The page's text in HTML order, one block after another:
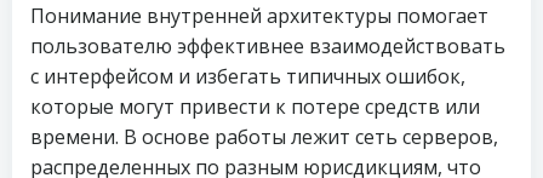
Понимание внутренней архитектуры помогает
пользователю эффективнее взаимодействовать
с интерфейсом и избегать типичных ошибок,
которые могут привести к потере средств или
времени. В основе работы лежит сеть серверов,
распределенных по разным юрисдикциям, что